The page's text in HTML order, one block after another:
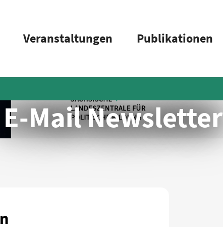
Veranstaltungen Publikationen
E-Mail Newsletter